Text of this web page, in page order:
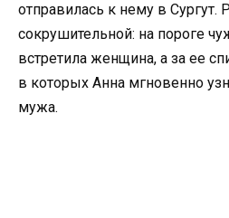
отправилась к нему в Сургут.
сокрушительной: на пороге
встретила женщина, а за ее
в которых Анна мгновенно
мужа.